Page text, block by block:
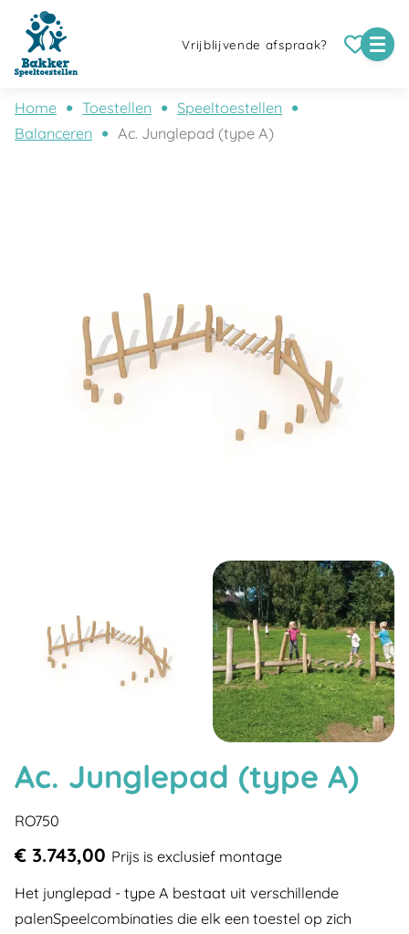
Vrijblijvende afspraak?
Home Toestellen
Speeltoestellen
Balanceren
Ac. Junglepad (type A)
Ac. Junglepad (type A)
RO750
€ 3.743,00 Prijs is exclusief montage
Het junglepad - type A bestaat uit verschillende
palenSpeelcombinaties die elk een toestel op zich